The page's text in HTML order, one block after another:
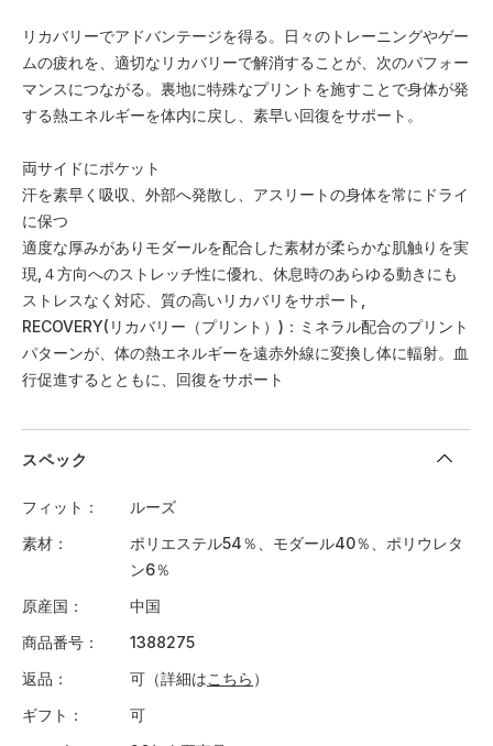
リカバリーでアドバンテージを得る。日々のトレーニングやゲー
ムの疲れを、適切なリカバリーで解消することが、次のパフォー
マンスにつながる。裏地に特殊なプリントを施すことで身体が発
する熱エネルギーを体内に戻し、素早い回復をサポート。
両サイドにポケット
汗を素早く吸収、外部へ発散し、アスリートの身体を常にドライ
に保つ
適度な厚みがありモダールを配合した素材が柔らかな肌触りを実
現,４方向へのストレッチ性に優れ、休息時のあらゆる動きにも
ストレスなく対応、質の高いリカバリをサポート,
RECOVERY(リカバリー（プリント）)：ミネラル配合のプリント
パターンが、体の熱エネルギーを遠赤外線に変換し体に輻射。血
行促進するとともに、回復をサポート
スペック
フィット
ルーズ
素材
ポリエステル54％、モダール40％、ポリウレタ
ン6％
原産国
中国
商品番号
1388275
返品
可（詳細はこちら ）
ギフト
可